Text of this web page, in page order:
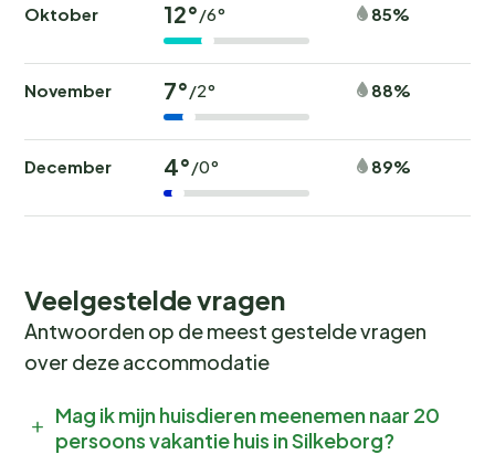
Oktober 12°/6° 85%
November 7°/2° 88%
December 4°/0° 89%
Veelgestelde vragen
Antwoorden op de meest gestelde vragen
over deze accommodatie
Mag ik mijn huisdieren meenemen naar 20
persoons vakantie huis in Silkeborg?